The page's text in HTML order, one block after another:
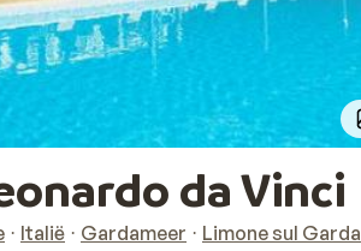
da Vinci
Italië Gardameer Limone sul Garda